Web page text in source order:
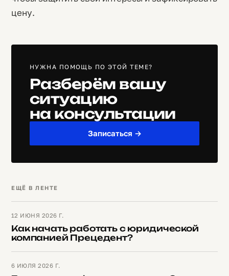
цену.
НУЖНА ПОМОЩЬ ПО ЭТОЙ ТЕМЕ?
Разберём вашу
ситуацию
на консультации
Записаться →
ЕЩЁ В ЛЕНТЕ
12 ИЮНЯ 2026 Г.
Как начать работать с юридической
компанией Прецедент?
6 ИЮЛЯ 2026 Г.